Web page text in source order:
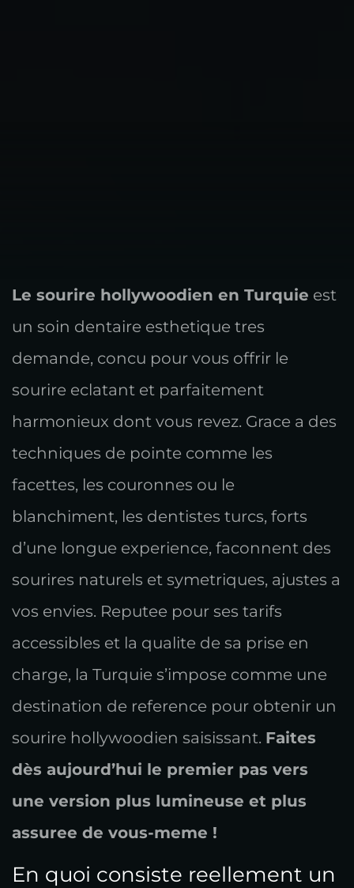
Le sourire hollywoodien en Turquie est
un soin dentaire esthetique tres
demande, concu pour vous offrir le
sourire eclatant et parfaitement
harmonieux dont vous revez. Grace a des
techniques de pointe comme les
facettes, les couronnes ou le
blanchiment, les dentistes turcs, forts
d’une longue experience, faconnent des
sourires naturels et symetriques, ajustes a
vos envies. Reputee pour ses tarifs
accessibles et la qualite de sa prise en
charge, la Turquie s’impose comme une
destination de reference pour obtenir un
sourire hollywoodien saisissant. Faites
dès aujourd’hui le premier pas vers
une version plus lumineuse et plus
assuree de vous-meme !
En quoi consiste reellement un